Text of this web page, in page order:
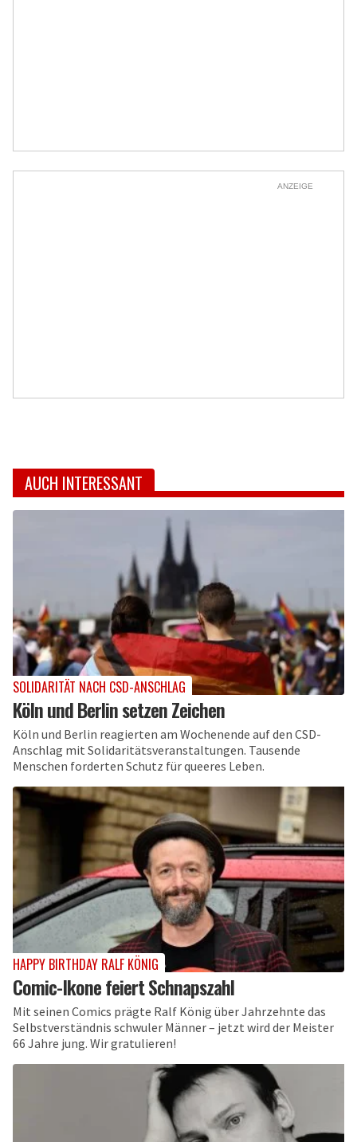
ANZEIGE
AUCH INTERESSANT
SOLIDARITÄT NACH CSD-ANSCHLAG
Köln und Berlin setzen Zeichen
Köln und Berlin reagierten am Wochenende auf den CSD-
Anschlag mit Solidaritätsveranstaltungen. Tausende
Menschen forderten Schutz für queeres Leben.
HAPPY BIRTHDAY RALF KÖNIG
Comic-Ikone feiert Schnapszahl
Mit seinen Comics prägte Ralf König über Jahrzehnte das
Selbstverständnis schwuler Männer – jetzt wird der Meister
66 Jahre jung. Wir gratulieren!